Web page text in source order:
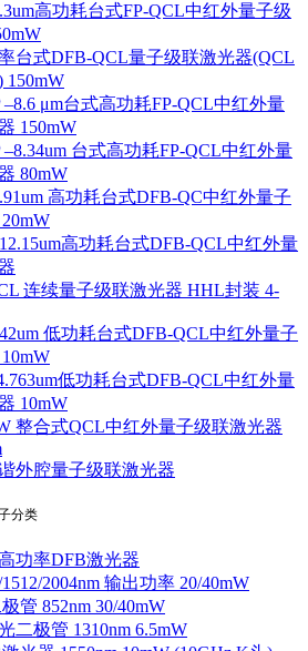
高功耗台式FP-QCL中红外量子级
台式DFB-QCL量子级联激光器(QCL
150mW
–8.6 μm台式高功耗FP-QCL中红外量
150mW
–8.34um 台式高功耗FP-QCL中红外量
80mW
高功耗台式DFB-QC中红外量子
高功耗台式DFB-QCL中红外量
连续量子级联激光器 HHL封装 4-
低功耗台式DFB-QCL中红外量子
低功耗台式DFB-QCL中红外量
10mW
整合式QCL中红外量子级联激光器
外腔量子级联激光器
分类
功率DFB激光器
1512/2004nm 输出功率 20/40mW
管 852nm 30/40mW
二极管 1310nm 6.5mW